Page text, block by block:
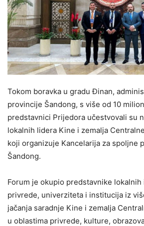
Tokom boravka u gradu Đinan,
provincije Šandong, s više od 10
predstavnici Prijedora učestvovali su
lokalnih lidera Kine i zemalja
koji organizuje Kancelarija za spoljne
Šandong.
Forum je okupio predstavnike
privrede, univerziteta i institucija iz
jačanja saradnje Kine i zemalja
u oblastima privrede, kulture,